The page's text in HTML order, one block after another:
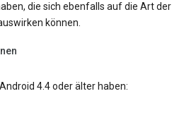
die sich ebenfalls auf die Art der
können.
4.4 oder älter haben: